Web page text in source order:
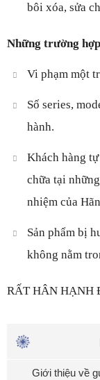
bôi xóa, sửa
Những trường
Vi phạm một
Số series,
hành.
Khách hàng
chữa tại
nhiệm của
Sản phẩm bị
không nằm
RẤT HÂN HẠNH
Giới thiệu về